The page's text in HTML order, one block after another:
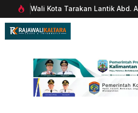
Langsung
ke
Pimpinan Divisi Funding &
Management
Digitalisasi Keuangan di